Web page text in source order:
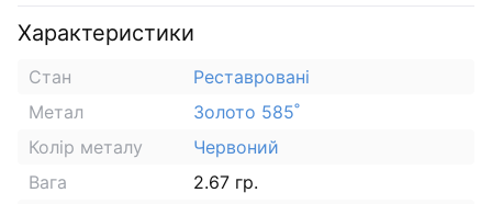
Характеристики
Стан
Реставровані
Метал
Золото 585˚
Колір металу
Червоний
Вага
2.67 гр.